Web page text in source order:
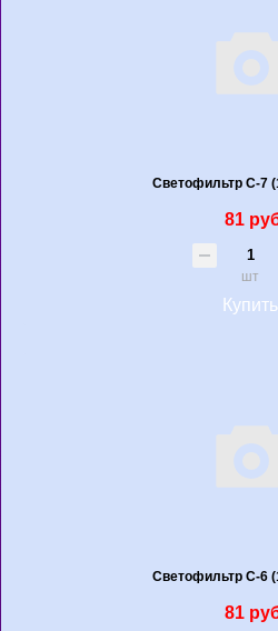
Светофильтр С-7
81
шт
Купить
Светофильтр С-6
81